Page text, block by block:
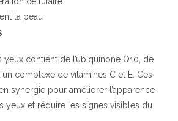
la peau
contient de l’ubiquinone Q10, de
un complexe de vitamines C et E. Ces
synergie pour améliorer l’apparence
yeux et réduire les signes visibles du